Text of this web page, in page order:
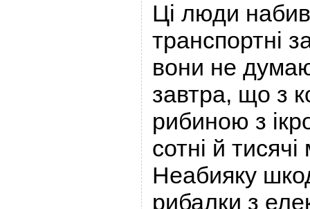
Ці люди
транспортні
вони не
завтра, що з
рибиною з
сотні й
Неабияку
рибалки з